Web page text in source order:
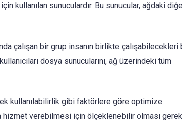
kullanılan sunuculardır. Bu sunucular, ağdaki
çalışan bir grup insanın birlikte çalışabilecekleri
dosya sunucularını, ağ üzerindeki tüm
kullanılabilirlik gibi faktörlere göre optimize
hizmet verebilmesi için ölçeklenebilir olması